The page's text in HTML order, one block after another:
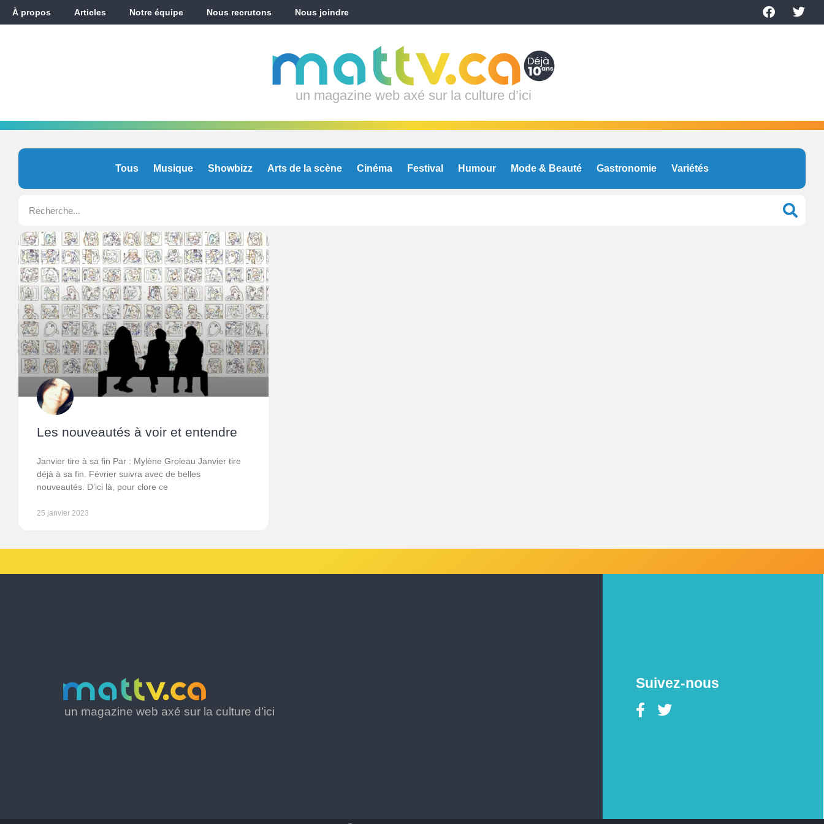
À propos Articles Notre équipe Nous recrutons Nous joindre
un magazine web axé sur la culture d’ici
Tous Musique Showbizz Arts de la scène Cinéma Festival Humour Mode & Beauté Gastronomie Variétés
Les nouveautés à voir et entendre
Janvier tire à sa fin Par : Mylène Groleau Janvier tire
déjà à sa fin. Février suivra avec de belles
nouveautés. D’ici là, pour clore ce
25 janvier 2023
un magazine web axé sur la culture d’ici
Suivez-nous